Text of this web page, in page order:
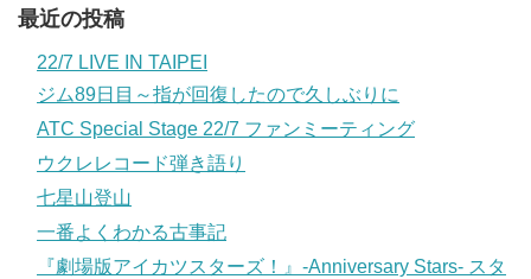
最近の投稿
22/7 LIVE IN TAIPEI
ジム89日目～指が回復したので久しぶりに
ATC Special Stage 22/7 ファンミーティング
ウクレレコード弾き語り
七星山登山
一番よくわかる古事記
『劇場版アイカツスターズ！』-Anniversary Stars- スタ